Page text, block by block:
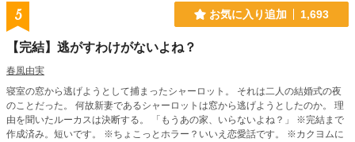
5 お気に入り追加 1,693
【完結】逃がすわけがないよね？
春風由実
寝室の窓から逃げようとして捕まったシャーロット。 それは二人の結婚式の夜
のことだった。 何故新妻であるシャーロットは窓から逃げようとしたのか。 理
由を聞いたルーカスは決断する。 「もうあの家、いらないよね？」 ※完結まで
作成済み。短いです。 ※ちょこっとホラー？いいえ恋愛話です。 ※カクヨムに